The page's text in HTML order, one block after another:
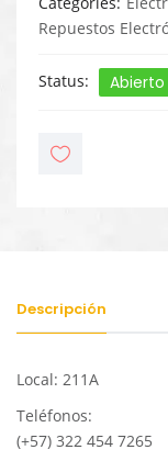
Repuestos
Status Abierto
Descripción
Local: 211A
Teléfonos:
(+57) 322 454 7265